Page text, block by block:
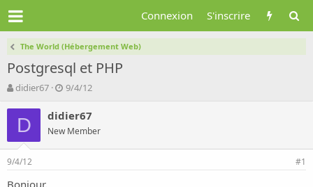
Connexion S'inscrire
The World (Hébergement Web)
Postgresql et PHP
A
t
r
d
didier67
D
t
d
e
9/4/12
D didier67
New Member
9/4/12 #1
Bonjour,